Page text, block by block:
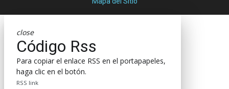
close
Código Rss
Para copiar el enlace RSS en el portapapeles,
haga clic en el botón.
RSS link